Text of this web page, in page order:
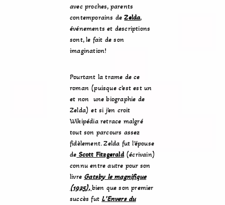
avec proches, parents
contemporains deZelda,
événements et descriptions
sont, le fait de son
imagination!
Pourtant la trame de ce
roman (puisque c’est est un
et non une biographie de
Zelda) et si j’en croit
Wikipédia retrace malgré
tout son parcours assez
fidèlement. Zelda fut l’épouse
de Scott Fitzgerald(écrivain)
connu entre autre pour son
livre Gatsby le magnifique
(1925),bien que son premier
succès fut L’Envers du